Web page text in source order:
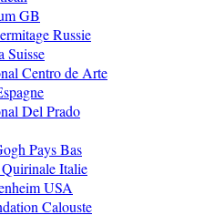
GB
Russie
Suisse
Centro de Arte
Del Prado
Pays Bas
Italie
USA
Calouste